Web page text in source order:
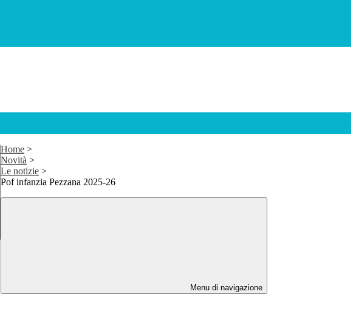
Home >
Novità >
Le notizie >
Pof infanzia Pezzana 2025-26
Menu di navigazione